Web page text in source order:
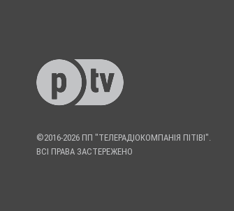
©2016-2026 ПП "ТЕЛЕРАДІОКОМПАНІЯ ПІТІВІ".
ВСІ ПРАВА ЗАСТЕРЕЖЕНО